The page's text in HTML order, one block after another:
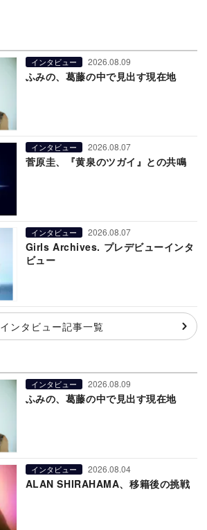
インタビュー 2026.08.09
ふみの、葛藤の中で見出す現在地
インタビュー 2026.08.07
菅原圭、『黄泉のツガイ』との共鳴
インタビュー 2026.08.07
Girls Archives. プレデビューインタ
ビュー
インタビュー記事一覧
インタビュー 2026.08.09
ふみの、葛藤の中で見出す現在地
インタビュー 2026.08.04
ALAN SHIRAHAMA、移籍後の挑戦